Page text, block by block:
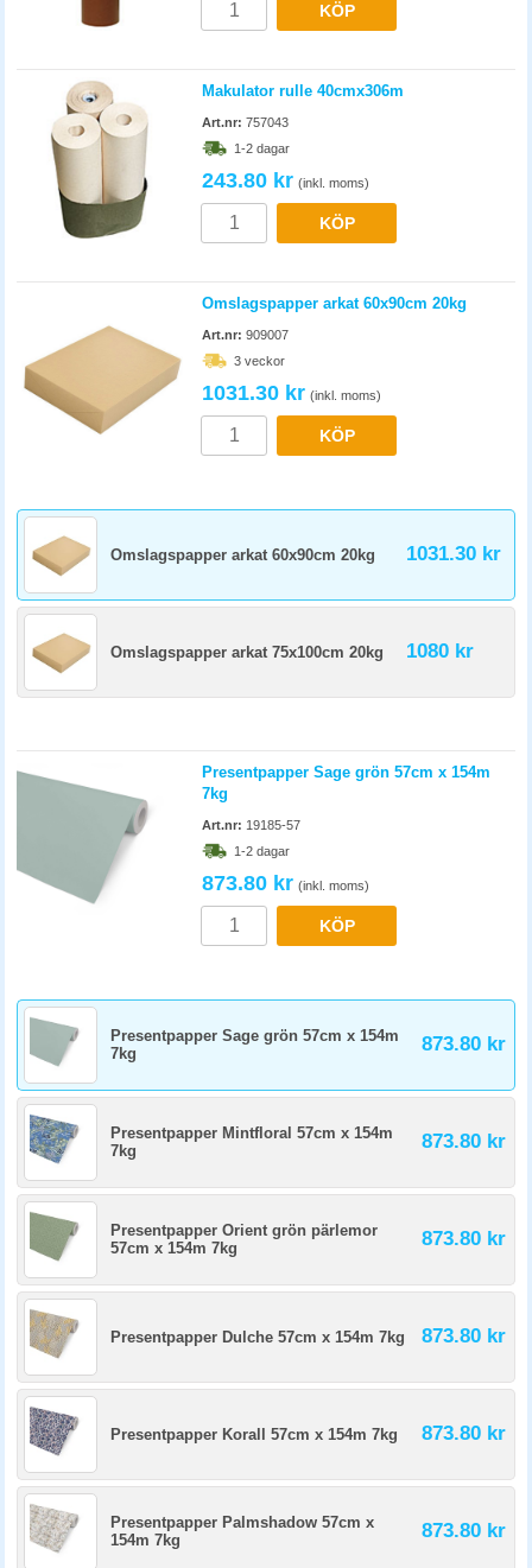
KÖP
Makulator rulle 40cmx306m
Art.nr: 757043
1-2 dagar
243.80 kr (inkl. moms)
KÖP
Omslagspapper arkat 60x90cm 20kg
Art.nr: 909007
3 veckor
1031.30 kr (inkl. moms)
KÖP
Omslagspapper arkat 60x90cm 20kg 1031.30 kr
Omslagspapper arkat 75x100cm 20kg 1080 kr
Presentpapper Sage grön 57cm x 154m
7kg
Art.nr: 19185-57
1-2 dagar
873.80 kr (inkl. moms)
KÖP
Presentpapper Sage grön 57cm x 154m
7kg
873.80 kr
Presentpapper Mintfloral 57cm x 154m
7kg
873.80 kr
Presentpapper Orient grön pärlemor
57cm x 154m 7kg
873.80 kr
Presentpapper Dulche 57cm x 154m 7kg 873.80 kr
Presentpapper Korall 57cm x 154m 7kg 873.80 kr
Presentpapper Palmshadow 57cm x
154m 7kg
873.80 kr